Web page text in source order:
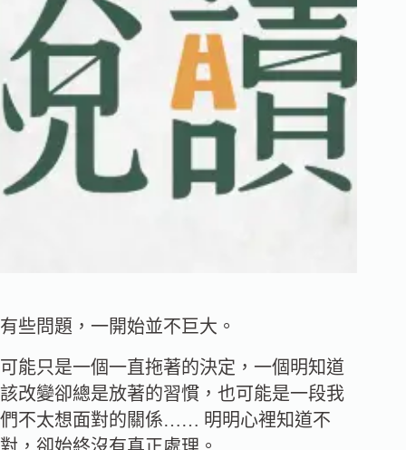
有些問題，一開始並不巨大。
可能只是一個一直拖著的決定，一個明知道
該改變卻總是放著的習慣，也可能是一段我
們不太想面對的關係…… 明明心裡知道不